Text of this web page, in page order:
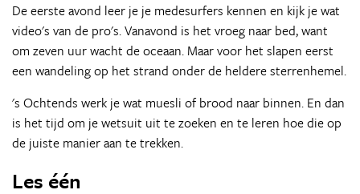
De eerste avond leer je je medesurfers kennen en kijk je wat
video's van de pro's. Vanavond is het vroeg naar bed, want
om zeven uur wacht de oceaan. Maar voor het slapen eerst
een wandeling op het strand onder de heldere sterrenhemel.
's Ochtends werk je wat muesli of brood naar binnen. En dan
is het tijd om je wetsuit uit te zoeken en te leren hoe die op
de juiste manier aan te trekken.
Les één